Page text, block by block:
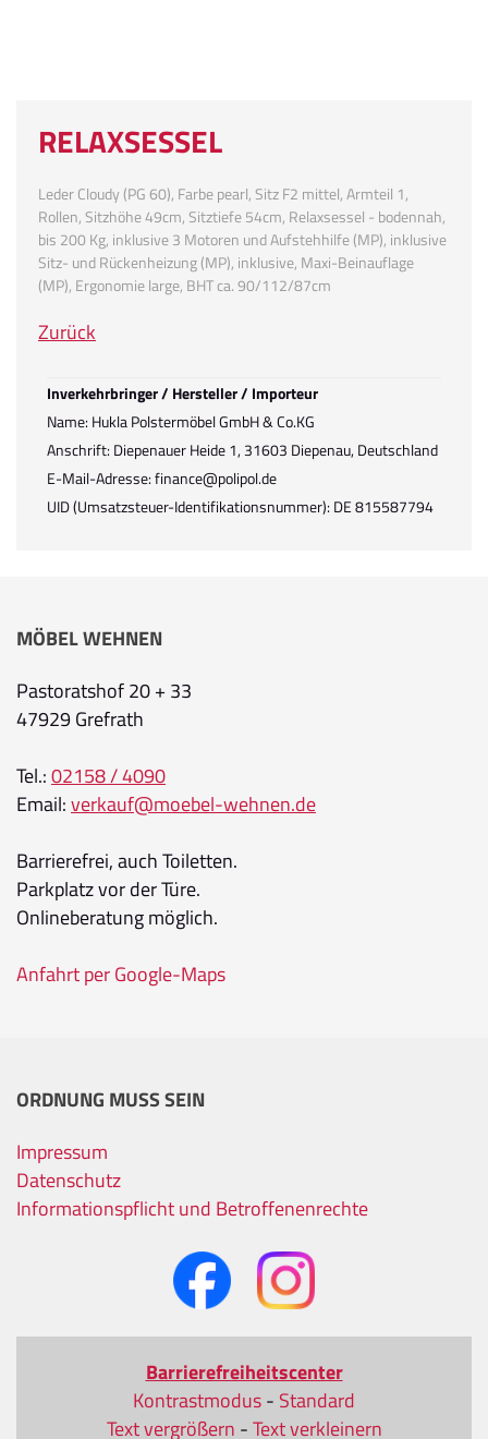
RELAXSESSEL
Leder Cloudy (PG 60), Farbe pearl, Sitz F2 mittel, Armteil 1,
Rollen, Sitzhöhe 49cm, Sitztiefe 54cm, Relaxsessel - bodennah,
bis 200 Kg, inklusive 3 Motoren und Aufstehhilfe (MP), inklusive
Sitz- und Rückenheizung (MP), inklusive, Maxi-Beinauflage
(MP), Ergonomie large, BHT ca. 90/112/87cm
Zurück
Inverkehrbringer / Hersteller / Importeur
Name: Hukla Polstermöbel GmbH & Co.KG
Anschrift: Diepenauer Heide 1, 31603 Diepenau, Deutschland
E-Mail-Adresse: finance@polipol.de
UID (Umsatzsteuer-Identifikationsnummer): DE 815587794
MÖBEL WEHNEN
Pastoratshof 20 + 33
47929 Grefrath
Tel.:02158 / 4090
Email:verkauf@moebel-wehnen.de
Barrierefrei, auch Toiletten.
Parkplatz vor der Türe.
Onlineberatung möglich.
Anfahrt per Google-Maps
ORDNUNG MUSS SEIN
Impressum
Datenschutz
Informationspflicht und Betroffenenrechte
Barrierefreiheitscenter
Kontrastmodus- Standard
Text vergrößern -Text verkleinern